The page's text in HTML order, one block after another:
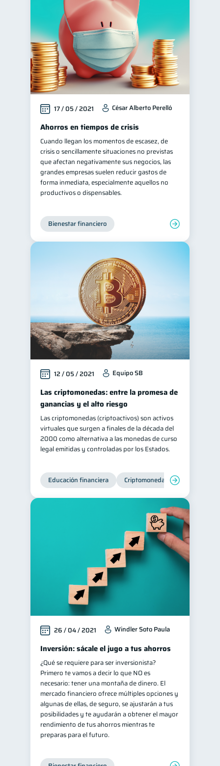
17 / 05 / 2021 César Alberto Perelló
Ahorros en tiempos de crisis
Cuando llegan los momentos de escasez, de
crisis o sencillamente situaciones no previstas
que afectan negativamente sus negocios, las
grandes empresas suelen reducir gastos de
forma inmediata, especialmente aquellos no
productivos o dispensables.
Bienestar financiero
12 / 05 / 2021 Equipo SB
Las criptomonedas: entre la promesa de
ganancias y el alto riesgo
Las criptomonedas (criptoactivos) son activos
virtuales que surgen a finales de la década del
2000 como alternativa a las monedas de curso
legal emitidas y controladas por los Estados.
Educación financiera Criptomonedas
26 / 04 / 2021 Windler Soto Paula
Inversión: sácale el jugo a tus ahorros
¿Qué se requiere para ser inversionista?
Primero te vamos a decir lo que NO es
necesario: tener una montaña de dinero. El
mercado financiero ofrece múltiples opciones y
algunas de ellas, de seguro, se ajustarán a tus
posibilidades y te ayudarán a obtener el mayor
rendimiento de tus ahorros mientras te
preparas para el futuro.